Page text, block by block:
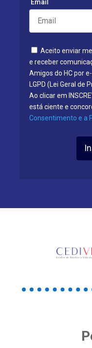
Email
Aceito enviar
e receber
Amigos do HC por
LGPD (Lei Geral de
Ao clicar em
está ciente e
Consentimento e a